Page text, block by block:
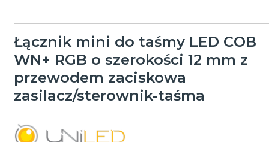
Łącznik mini do taśmy LED COB
WN+ RGB o szerokości 12 mm z
przewodem zaciskowa
zasilacz/sterownik-taśma